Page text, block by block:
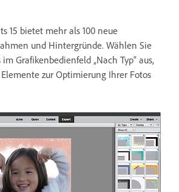
15 bietet mehr als 100 neue
und Hintergründe. Wählen Sie
Grafikenbedienfeld „Nach Typ“ aus,
zur Optimierung Ihrer Fotos